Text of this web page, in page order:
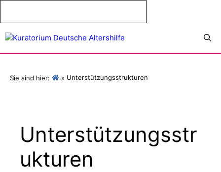
springen
Sie sind hier: » Unterstützungsstrukturen
Unterstützungsstr
ukturen